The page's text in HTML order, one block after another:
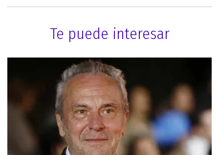
Te puede interesar